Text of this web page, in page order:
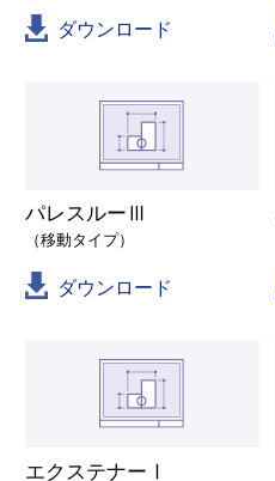
ダウンロード
パレスルーⅢ
（移動タイプ）
ダウンロード
エクステナーⅠ